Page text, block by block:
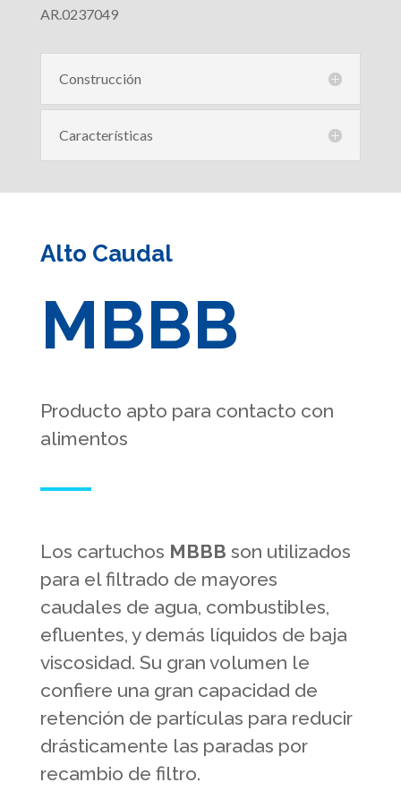
AR.0237049
Construcción
Características
Alto Caudal
MBBB
Producto apto para contacto con
alimentos
Los cartuchos MBBB son utilizados
para el filtrado de mayores
caudales de agua, combustibles,
efluentes, y demás líquidos de baja
viscosidad. Su gran volumen le
confiere una gran capacidad de
retención de partículas para reducir
drásticamente las paradas por
recambio de filtro.